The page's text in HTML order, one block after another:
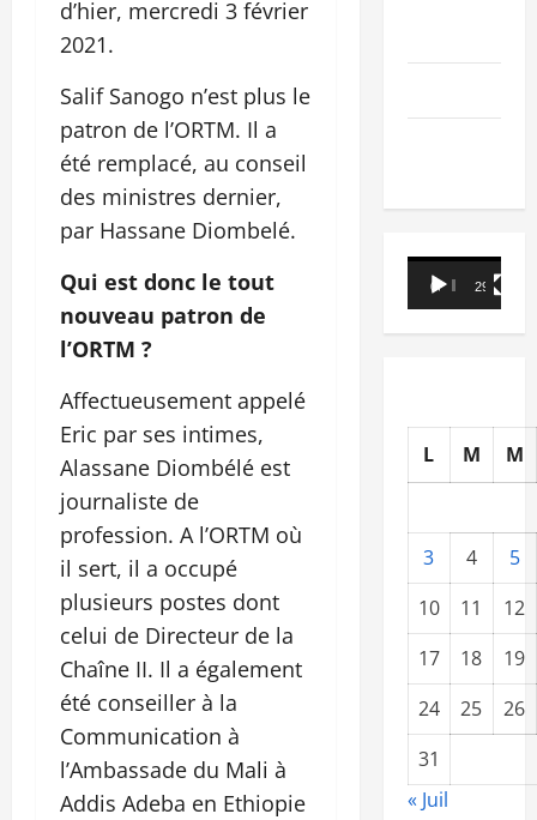
d’hier, mercredi 3 février
2021.
Salif Sanogo n’est plus le
patron de l’ORTM. Il a
été remplacé, au conseil
des ministres dernier,
par Hassane Diombelé.
Qui est donc le tout
nouveau patron de
l’ORTM ?
Affectueusement appelé
Eric par ses intimes,
Alassane Diombélé est
journaliste de
profession. A l’ORTM où
il sert, il a occupé
plusieurs postes dont
celui de Directeur de la
Chaîne II. Il a également
été conseiller à la
Communication à
l’Ambassade du Mali à
Addis Adeba en Ethiopie
Lecteur
vidéo
00:00 29:21
L M M
3 4
5
10
11
12
17
18
19
24
25
26
31
« Juil